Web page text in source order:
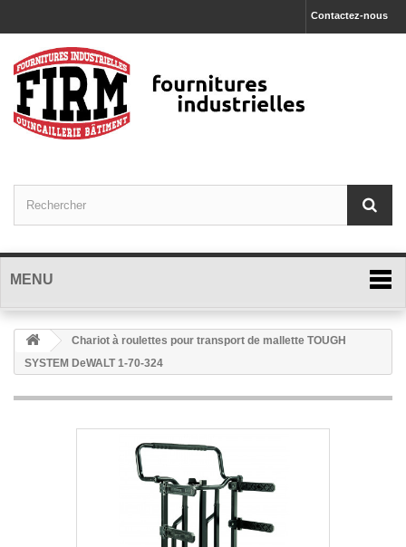
Contactez-nous
MENU
Chariot à roulettes pour transport de mallette TOUGH
SYSTEM DeWALT 1-70-324